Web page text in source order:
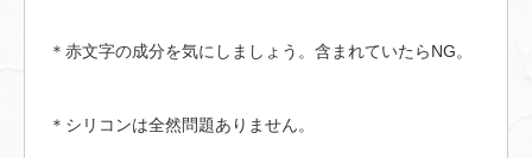
＊赤文字の成分を気にしましょう。含まれていたらNG。
＊シリコンは全然問題ありません。